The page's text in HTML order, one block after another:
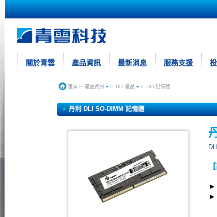
關於青雲 產品資訊 最新消息 服務支援
首頁 > 產品資訊 > DLI 產品 > DLI 記憶體
丹利 DLI SO-DIMM 記憶體
►
►